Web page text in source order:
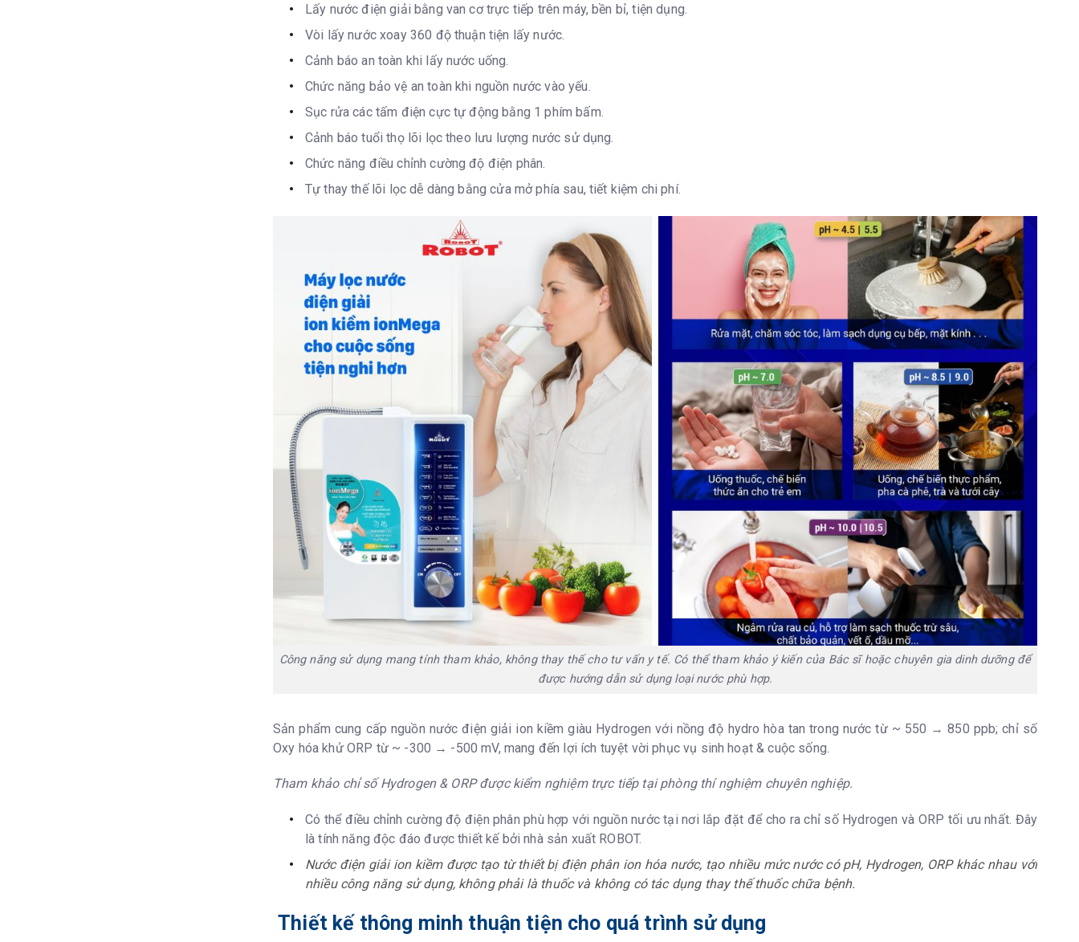
Kích thước (DxRxC) mm
Trọng lượng sản phẩm (không có nước)
Lấy nước điện giải bằng van cơ trực tiếp trên máy, bền bỉ, tiện dụng.
Vòi lấy nước xoay 360 độ thuận tiện lấy nước.
Cảnh báo an toàn khi lấy nước uống.
Chức năng bảo vệ an toàn khi nguồn nước vào yếu.
Sục rửa các tấm điện cực tự động bằng 1 phím bấm.
Cảnh báo tuổi thọ lõi lọc theo lưu lượng nước sử dụng.
Chức năng điều chỉnh cường độ điện phân.
Tự thay thế lõi lọc dễ dàng bằng cửa mở phía sau, tiết kiệm chi phí.
Công năng sử dụng mang tính tham khảo, không thay thế cho tư vấn y tế. Có thể tham khảo ý kiến của Bác sĩ hoặc chuyên gia dinh dưỡng để
được hướng dẫn sử dụng loại nước phù hợp.
Sản phẩm cung cấp nguồn nước điện giải ion kiềm giàu Hydrogen với nồng độ hydro hòa tan trong nước từ ~ 550 → 850 ppb; chỉ số
Oxy hóa khử ORP từ ~ -300 → -500 mV, mang đến lợi ích tuyệt vời phục vụ sinh hoạt & cuộc sống.
Tham khảo chỉ số Hydrogen & ORP được kiểm nghiệm trực tiếp tại phòng thí nghiệm chuyên nghiệp.
Có thể điều chỉnh cường độ điện phân phù hợp với nguồn nước tại nơi lắp đặt để cho ra chỉ số Hydrogen và ORP tối ưu nhất. Đây
là tính năng độc đáo được thiết kế bởi nhà sản xuất ROBOT.
Nước điện giải ion kiềm được tạo từ thiết bị điện phân ion hóa nước, tạo nhiều mức nước có pH, Hydrogen, ORP khác nhau với
nhiều công năng sử dụng, không phải là thuốc và không có tác dụng thay thế thuốc chữa bệnh.
Thiết kế thông minh thuận tiện cho quá trình sử dụng